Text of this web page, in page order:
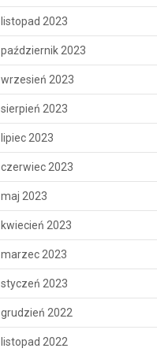
listopad 2023
październik 2023
wrzesień 2023
sierpień 2023
lipiec 2023
czerwiec 2023
maj 2023
kwiecień 2023
marzec 2023
styczeń 2023
grudzień 2022
listopad 2022